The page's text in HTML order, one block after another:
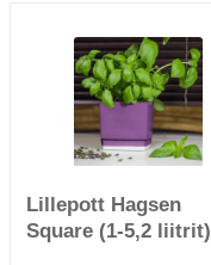
Lillepott Hagsen
Square (1-5,2 liitrit)